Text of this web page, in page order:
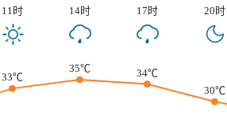
11时 14时 17时 20时
33℃
35℃
34℃
30℃